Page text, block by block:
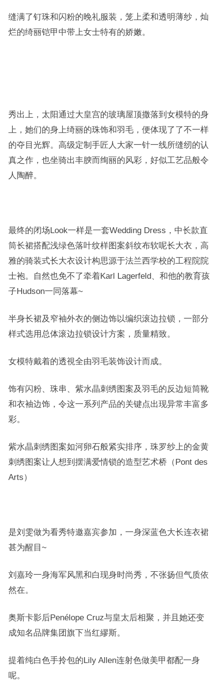
缝满了钉珠和闪粉的晚礼服装，笼上柔和透明薄纱，灿
烂的绮丽铠甲中带上女士特有的娇嫩。
秀出上，太阳通过大皇宫的玻璃屋顶撒落到女模特的身
上，她们的身上绮丽的珠饰和羽毛，便体现了了不一样
的夺目光辉。高级定制手匠人大家一针一线所缝纫的认
真之作，也坐骑出丰腴而绚丽的风彩，好似工艺品般令
人陶醉。
最终的闭场Look一样是一套Wedding Dress，中长款直
筒长裙搭配浅绿色落叶纹样图案斜纹布软呢长大衣，高
雅的骑装式长大衣设计构思源于法兰西学校的工程院院
士袍。自然也免不了牵着Karl Lagerfeld、和他的教育孩
子Hudson一同落幕~
半身长裙及窄袖外衣的侧边饰以编织滚边拉锁，一部分
样式选用总体滚边拉锁设计方案，质量精致。
女模特戴着的透視全由羽毛装饰设计而成。
饰有闪粉、珠串、紫水晶刺绣图案及羽毛的反边短筒靴
和衣袖边饰，令这一系列产品的关键点出现异常丰富多
彩。
紫水晶刺绣图案如河卵石般紧实排序，珠罗纱上的金黄
刺绣图案让人想到摆满爱情锁的造型艺术桥（Pont des
Arts）
是刘雯做为看秀特邀嘉宾参加，一身深蓝色大长连衣裙
甚为醒目~
刘嘉玲一身海军风黑和白现身时尚秀，不张扬但气质依
然在。
奥斯卡影后Penélope Cruz与皇太后相聚，并且她还变
成知名品牌集团旗下当红繆斯。
提着纯白色手拎包的Lily Allen连射色做美甲都配一身
呢。